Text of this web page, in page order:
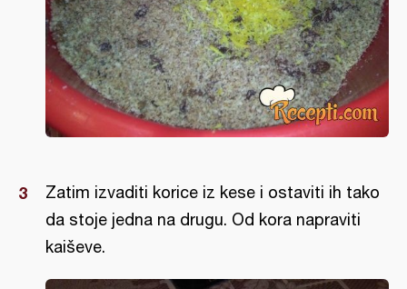
Zatim izvaditi korice iz kese i ostaviti ih tako
da stoje jedna na drugu. Od kora napraviti
kaiševe.